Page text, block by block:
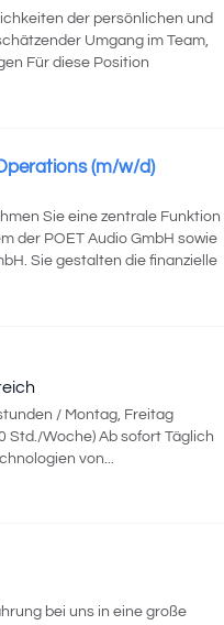
der persönlichen und
Umgang im Team,
Für diese Position
(m/w/d)
Sie eine zentrale Funktion
der POET Audio GmbH sowie
Sie gestalten die finanzielle
/ Montag, Freitag
Std./Woche) Ab sofort Täglich
von...
bei uns in eine große